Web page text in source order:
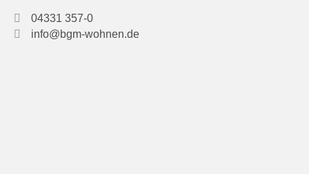
04331 357-0
info@bgm-wohnen.de